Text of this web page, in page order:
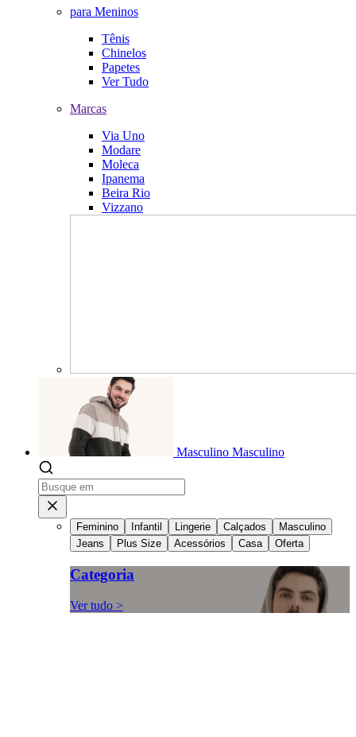
para Meninos
Tênis
Chinelos
Papetes
Ver Tudo
Marcas
Via Uno
Modare
Moleca
Ipanema
Beira Rio
Vizzano
Masculino Masculino
Feminino Infantil Lingerie Calçados
Masculino
Jeans
Plus Size Acessórios Casa Oferta
Categoria
Ver tudo >